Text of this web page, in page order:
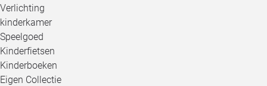
Verlichting
kinderkamer
Speelgoed
Kinderfietsen
Kinderboeken
Eigen Collectie